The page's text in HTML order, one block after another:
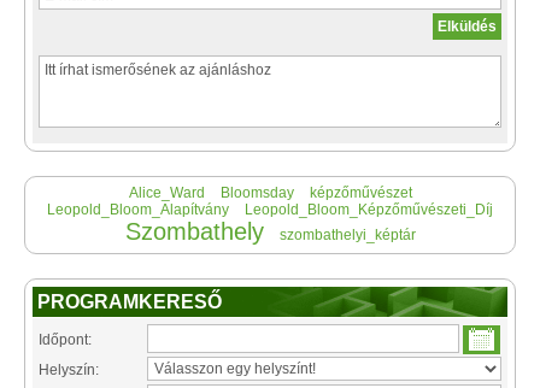
Alice_Ward Bloomsday
képzőművészet
Leopold_Bloom_Alapítvány
Leopold_Bloom_Képzőművészeti_Díj
Szombathely szombathelyi_képtár
PROGRAMKERESŐ
Időpont:
Helyszín: